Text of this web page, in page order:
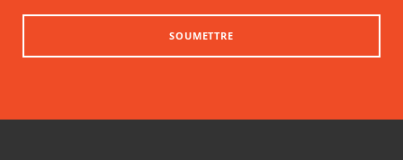
SOUMETTRE